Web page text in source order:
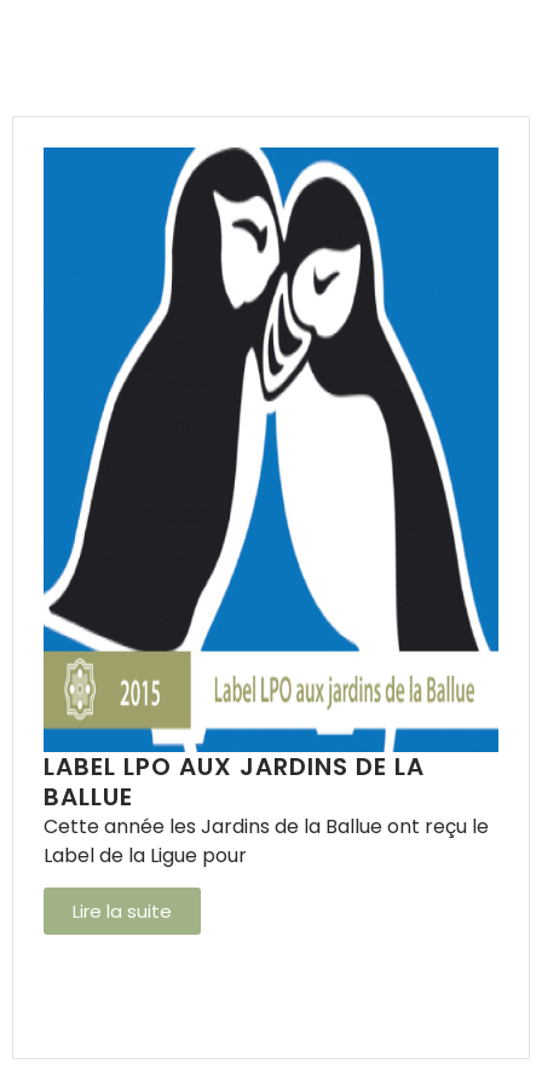
LABEL LPO AUX JARDINS DE LA
BALLUE
Cette année les Jardins de la Ballue ont reçu le
Label de la Ligue pour
Lire la suite